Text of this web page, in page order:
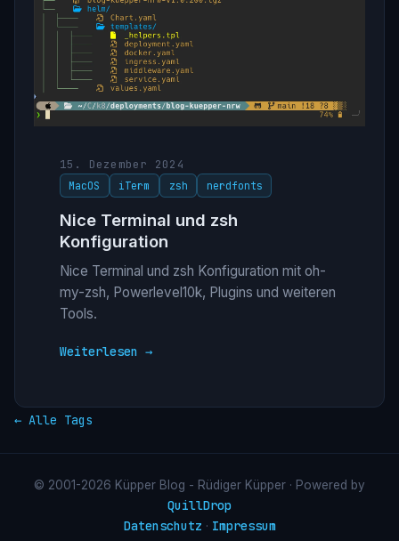
15. Dezember 2024
MacOS iTerm zsh nerdfonts
Nice Terminal und zsh
Konfiguration
Nice Terminal und zsh Konfiguration mit oh-
my-zsh, Powerlevel10k, Plugins und weiteren
Tools.
Weiterlesen →
← Alle Tags
© 2001-2026 Küpper Blog - Rüdiger Küpper · Powered by
QuillDrop
Datenschutz · Impressum